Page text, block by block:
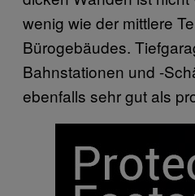
wenig wie der mittlere
Bürogebäudes.
Bahnstationen und -
ebenfalls sehr gut als